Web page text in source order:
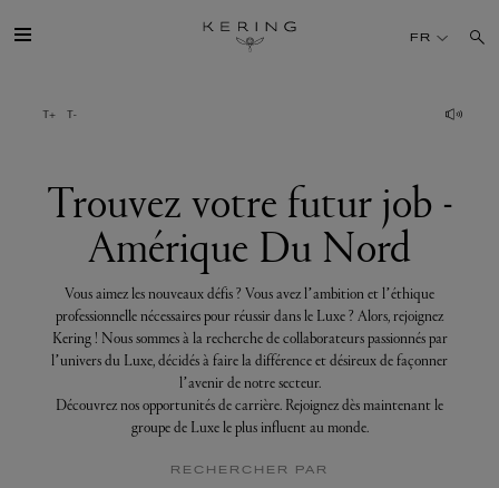
votre
futur
TALENT
DÉV. DURABLE
FINANCE
PRESSE
FR
Trouvez votre futur job -
Amérique Du Nord
Vous aimez les nouveaux défis ? Vous avez l’ambition et l’éthique
professionnelle nécessaires pour réussir dans le Luxe ? Alors, rejoignez
Kering ! Nous sommes à la recherche de collaborateurs passionnés par
l’univers du Luxe, décidés à faire la différence et désireux de façonner
l’avenir de notre secteur.
Découvrez nos opportunités de carrière. Rejoignez dès maintenant le
groupe de Luxe le plus influent au monde.
RECHERCHER PAR